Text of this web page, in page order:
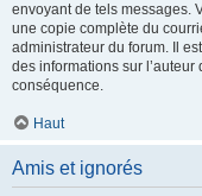
envoyant de tels messages.
une copie complète du
administrateur du forum. Il
des informations sur
conséquence.
Haut
Amis et ignorés